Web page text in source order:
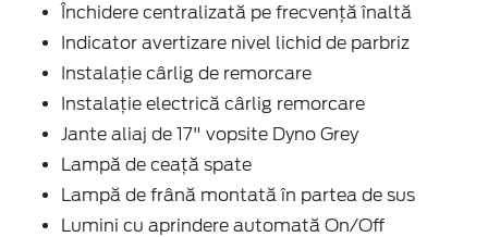
Închidere centralizată pe frecvență înaltă
Indicator avertizare nivel lichid de parbriz
Instalație cârlig de remorcare
Instalație electrică cârlig remorcare
Jante aliaj de 17" vopsite Dyno Grey
Lampă de ceață spate
Lampă de frână montată în partea de sus
Lumini cu aprindere automată On/Off